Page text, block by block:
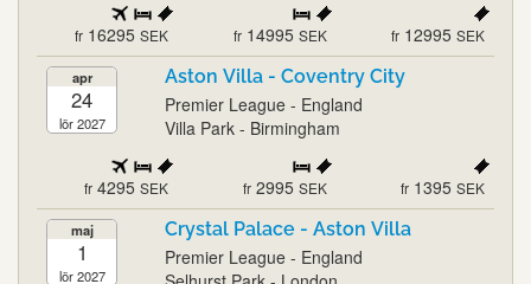
fr 16295 SEK fr 14995 SEK fr 12995 SEK
apr
24
lör 2027
Aston Villa - Coventry City
Premier League - England
Villa Park - Birmingham
fr 4295 SEK fr 2995 SEK fr 1395 SEK
maj
1
lör 2027
Crystal Palace - Aston Villa
Premier League - England